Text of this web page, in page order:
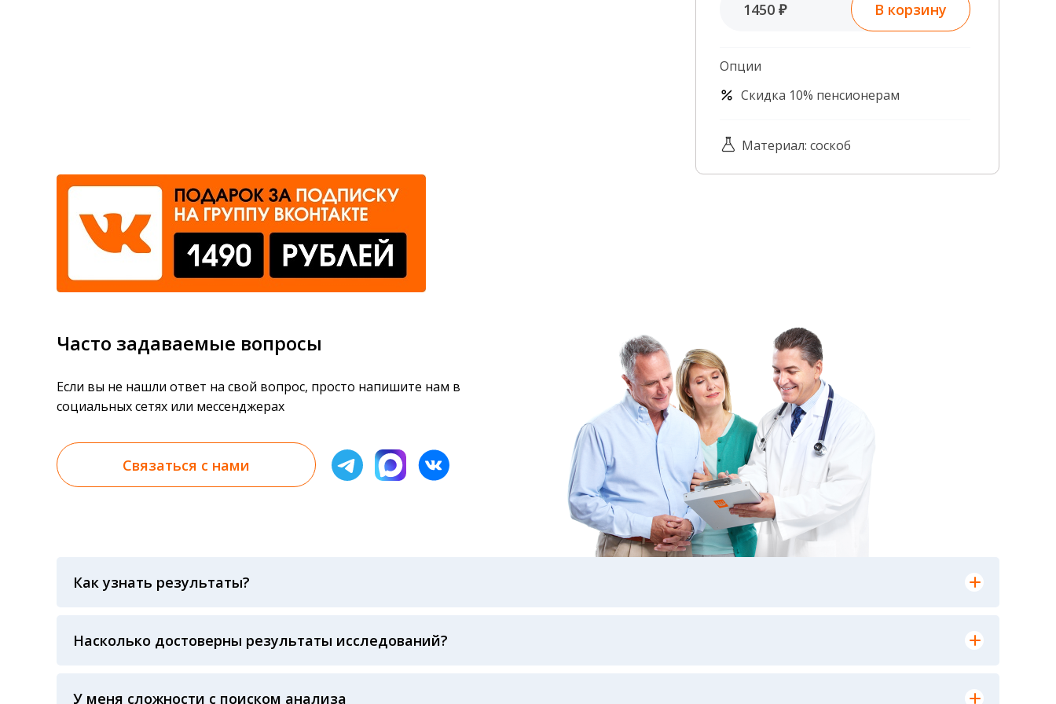
1450 ₽ В корзину
Опции
Скидка 10% пенсионерам
Материал: соскоб
Часто задаваемые вопросы
Если вы не нашли ответ на свой вопрос, просто напишите нам в
социальных сетях или мессенджерах
Связаться с нами
Как узнать результаты?
анализов при предъявлении паспорта или чека об оплате
Насколько достоверны результаты исследований?
Гарантия качества лабораторных тестов обеспечивается соблюдением международных стандартов выполнения лабораторных исследований и
исследований
У меня сложности с поиском анализа